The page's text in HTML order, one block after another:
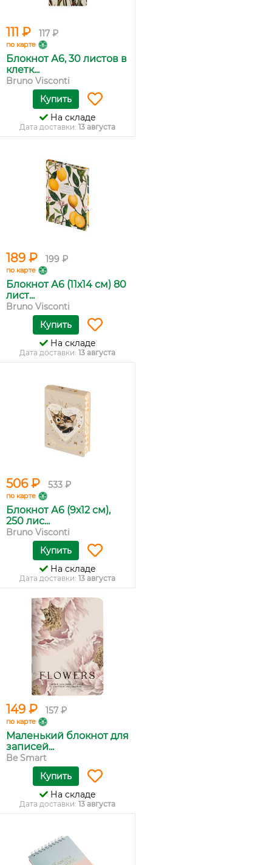
111 ₽ 117 ₽
по карте
Блокнот А6, 30 листов в
клетк...
Bruno Visconti
Купить
На складе
Дата доставки: 13 августа
189 ₽ 199 ₽
по карте
Блокнот А6 (11х14 см) 80
лист...
Bruno Visconti
Купить
На складе
Дата доставки: 13 августа
506 ₽ 533 ₽
по карте
Блокнот А6 (9х12 см),
250 лис...
Bruno Visconti
Купить
На складе
Дата доставки: 13 августа
149 ₽ 157 ₽
по карте
Маленький блокнот для
записей...
Be Smart
Купить
На складе
Дата доставки: 13 августа